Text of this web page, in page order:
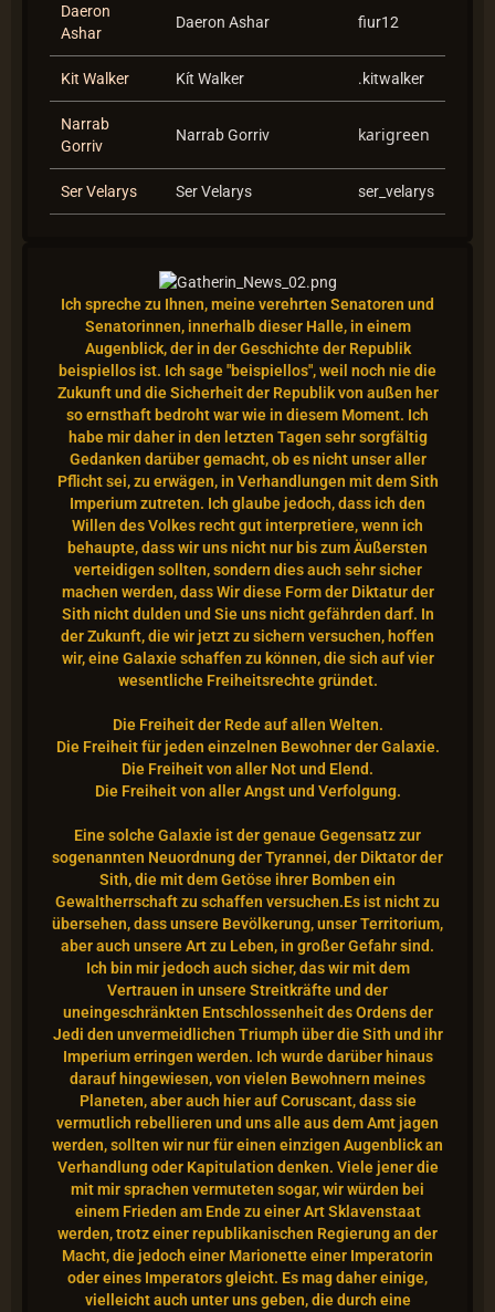
Daeron
Ashar
Daeron Ashar fiur12
Kit Walker Kít Walker .kitwalker
Narrab
Gorriv
Narrab Gorriv karigreen
Ser Velarys Ser Velarys ser_velarys
Ich spreche zu Ihnen, meine verehrten Senatoren und
Senatorinnen, innerhalb dieser Halle, in einem
Augenblick, der in der Geschichte der Republik
beispiellos ist. Ich sage "beispiellos", weil noch nie die
Zukunft und die Sicherheit der Republik von außen her
so ernsthaft bedroht war wie in diesem Moment. Ich
habe mir daher in den letzten Tagen sehr sorgfältig
Gedanken darüber gemacht, ob es nicht unser aller
Pflicht sei, zu erwägen, in Verhandlungen mit dem Sith
Imperium zutreten. Ich glaube jedoch, dass ich den
Willen des Volkes recht gut interpretiere, wenn ich
behaupte, dass wir uns nicht nur bis zum Äußersten
verteidigen sollten, sondern dies auch sehr sicher
machen werden, dass Wir diese Form der Diktatur der
Sith nicht dulden und Sie uns nicht gefährden darf. In
der Zukunft, die wir jetzt zu sichern versuchen, hoffen
wir, eine Galaxie schaffen zu können, die sich auf vier
wesentliche Freiheitsrechte gründet.
Die Freiheit der Rede auf allen Welten.
Die Freiheit für jeden einzelnen Bewohner der Galaxie.
Die Freiheit von aller Not und Elend.
Die Freiheit von aller Angst und Verfolgung.
Eine solche Galaxie ist der genaue Gegensatz zur
sogenannten Neuordnung der Tyrannei, der Diktator der
Sith, die mit dem Getöse ihrer Bomben ein
Gewaltherrschaftzu schaffen versuchen.Es ist nicht zu
übersehen, dass unsere Bevölkerung, unser Territorium,
aber auch unsere Art zu Leben, in großer Gefahr sind.
Ich bin mirjedoch auch sicher, das wir mit dem
Vertrauen in unsere Streitkräfte und der
uneingeschränkten Entschlossenheit des Ordens der
Jedi den unvermeidlichen Triumph über die Sith und ihr
Imperium erringen werden. Ich wurde darüber hinaus
darauf hingewiesen, von vielen Bewohnern meines
Planeten, aber auch hier auf Coruscant,dass sie
vermutlich rebellieren und uns alle aus dem Amt jagen
werden, sollten wir nur für einen einzigen Augenblick an
Verhandlung oder Kapitulation denken. Vielejener die
mit mir sprachen vermuteten sogar, wir würden bei
einem Frieden am Ende zu einer Art Sklavenstaat
werden, trotz einer republikanischen Regierung an der
Macht, die jedoch einer Marionette einer Imperatorin
oder eines Imperators gleicht. Es mag daher einige,
vielleicht auch unter uns geben, die durch eine